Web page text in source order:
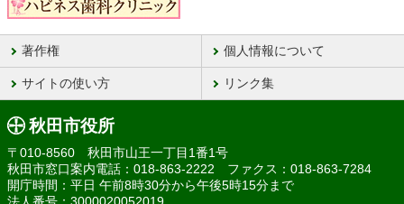
著作権 個人情報について
サイトの使い方 リンク集
秋田市役所
〒010-8560 秋田市山王一丁目1番1号
秋田市窓口案内電話：018-863-2222 ファクス：018-863-7284
開庁時間：平日 午前8時30分から午後5時15分まで